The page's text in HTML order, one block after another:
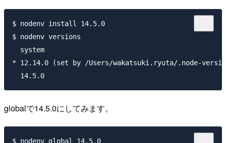
$ nodenv install 14.5.0
$ nodenv versions
  system
* 12.14.0 (set by /Users/wakatsuki.ryuta/.node-
globalで14.5.0にしてみます。